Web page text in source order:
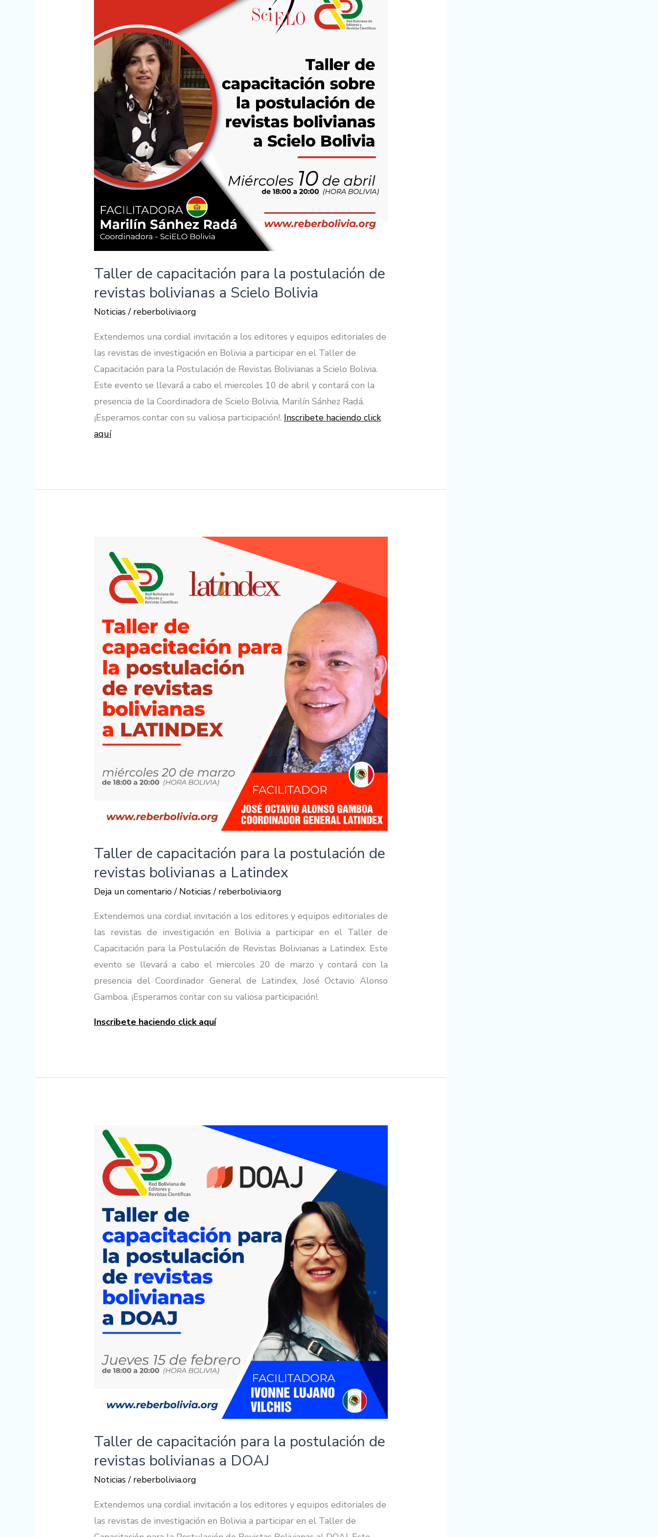
Taller de capacitación para la postulación de
revistas bolivianas a Scielo Bolivia
Noticias/ reberbolivia.org
Extendemos una cordial invitación a los editores y equipos editoriales de
las revistas de investigación en Bolivia a participar en el Taller de
Capacitación para la Postulación de Revistas Bolivianas a Scielo Bolivia.
Este evento se llevará a cabo el miercoles 10 de abril y contará con la
presencia de la Coordinadora de Scielo Bolivia, Marilín Sánhez Radá.
¡Esperamos contar con su valiosa participación!. Inscribete haciendo click
aquí
Taller de capacitación para la postulación de
revistas bolivianas a Latindex
Deja un comentario / Noticias / reberbolivia.org
Extendemos una cordial invitación a los editores y equipos editoriales de
las revistas de investigación en Bolivia a participar en el Taller de
Capacitación para la Postulación de Revistas Bolivianas a Latindex. Este
evento se llevará a cabo el miercoles 20 de marzo y contará con la
presencia del Coordinador General de Latindex, José Octavio Alonso
Gamboa. ¡Esperamos contar con su valiosa participación!.
Inscribete haciendo click aquí
Taller de capacitación para la postulación de
revistas bolivianas a DOAJ
Noticias/ reberbolivia.org
Extendemos una cordial invitación a los editores y equipos editoriales de
las revistas de investigación en Bolivia a participar en el Taller de